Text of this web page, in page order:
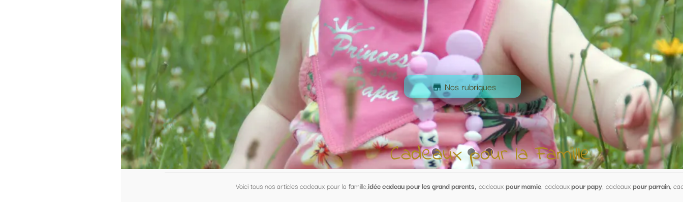
https://www.facebook.com/tr?
id=442780419996549&ev=PageView&noscript=1
store Nos rubriques
Cadeaux pour la Famille
Voici tous nos articles cadeaux pour la famille,idée cadeau pour les grand parents,cadeauxpour mamie, cadeauxpour papy, cadeauxpour parrain, cadeauxpour marraine .